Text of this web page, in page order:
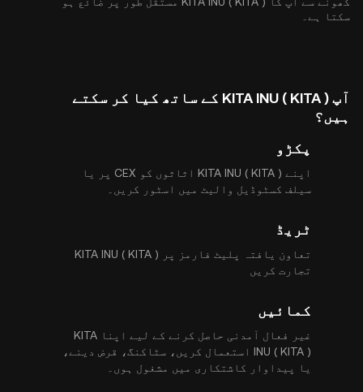
سکتا ہے۔
آپ KITA INU ( KITA ) کے ساتھ کیا کر سکتے
ہیں؟
پکڑو
اپنے KITA INU ( KITA ) اثاثوں کو CEX پر یا
سیلف کسٹوڈیل والیٹ میں اسٹور کریں۔
ٹریڈ
تعاون یافتہ پلیٹ فارمز پر KITA INU ( KITA )
تجارت کریں
کمائیں
غیر فعال آمدنی حاصل کرنے کے لیے اپنا KITA
INU ( KITA ) استعمال کریں، سٹاکنگ، قرض دینے،
یا پیداوار کاشتکاری میں مشغول ہوں۔